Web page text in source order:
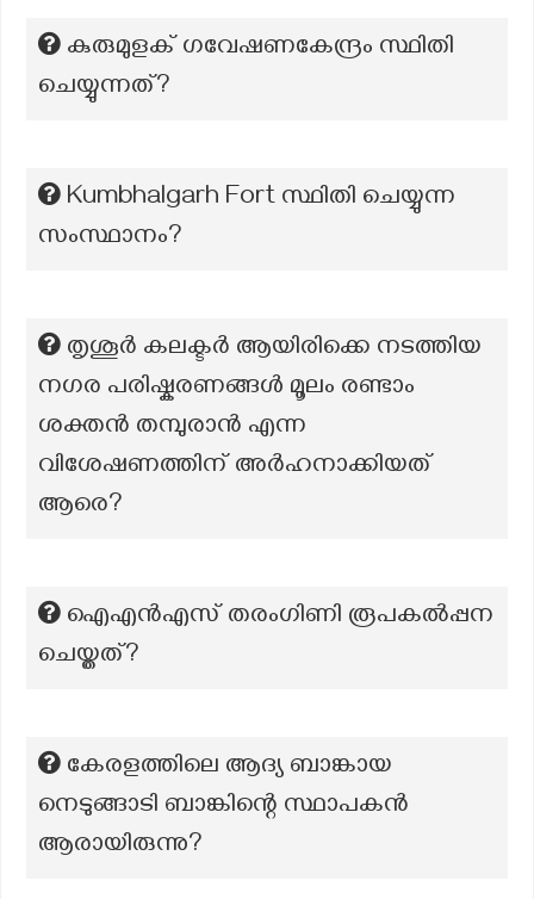
കുരുമുളക് ഗവേഷണകേന്ദ്രം സ്ഥിതി
ചെയ്യുന്നത്?
Kumbhalgarh Fort സ്ഥിതി ചെയ്യുന്ന
സംസ്ഥാനം?
തൃശൂർ കലക്ടർ ആയിരിക്കെ നടത്തിയ
നഗര പരിഷ്കരണങ്ങൾ മൂലം രണ്ടാം
ശക്തൻ തമ്പുരാൻ എന്ന
വിശേഷണത്തിന് അർഹനാക്കിയത്
ആരെ?
ഐഎൻഎസ് തരംഗിണി രൂപകൽപ്പന
ചെയ്തത്?
കേരളത്തിലെ ആദ്യ ബാങ്കായ
നെടുങ്ങാടി ബാങ്കിന്റെ സ്ഥാപകൻ
ആരായിരുന്നു?